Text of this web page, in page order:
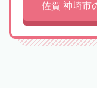
佐賀 神埼市